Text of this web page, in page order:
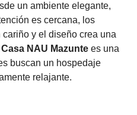
un ambiente elegante,
es cercana, los
y el diseño crea una
Casa NAU Mazunte es una
buscan un hospedaje
relajante.